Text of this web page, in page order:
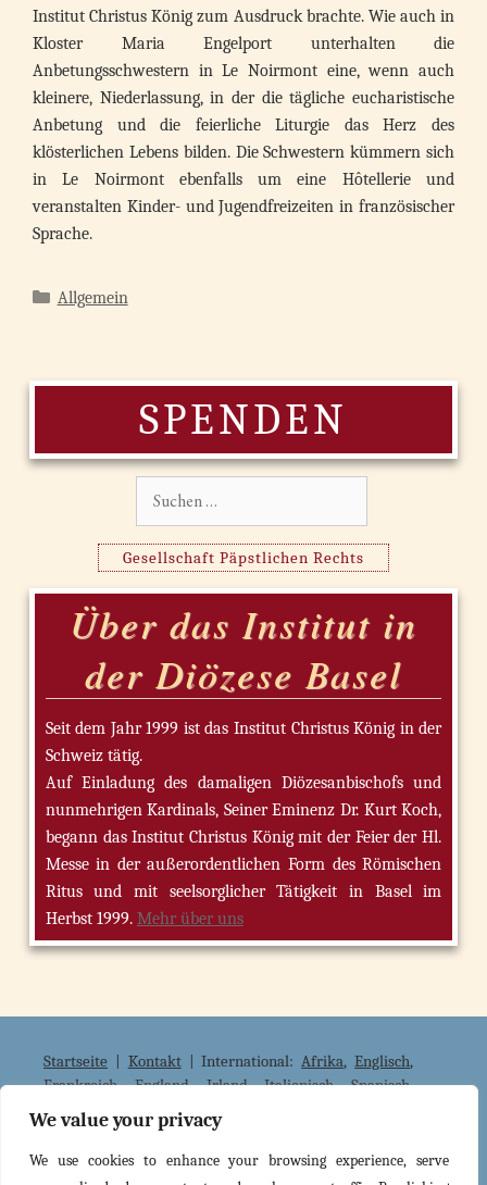
We value your privacy
We use cookies to enhance your browsing experience, serve
Institut Christus König zum Ausdruck brachte. Wie auch in
Kloster Maria Engelport unterhalten die
Anbetungsschwestern in Le Noirmont eine, wenn auch
kleinere, Niederlassung, in der die tägliche eucharistische
Anbetung und die feierliche Liturgie das Herz des
klösterlichen Lebens bilden. Die Schwestern kümmern sich
in Le Noirmont ebenfalls um eine Hôtellerie und
veranstalten Kinder- und Jugendfreizeiten in französischer
Sprache.
Kategorien
Allgemein
SPENDEN
Gesellschaft Päpstlichen Rechts
Über das Institut in
der Diözese Basel
Seit dem Jahr 1999 ist das Institut Christus König in der
Schweiz tätig.
Auf Einladung des damaligen Diözesanbischofs und
nunmehrigen Kardinals, Seiner Eminenz Dr. Kurt Koch,
begann das Institut Christus König mit der Feier der Hl.
Messe in der außerordentlichen Form des Römischen
Ritus und mit seelsorglicher Tätigkeit in Basel im
Herbst 1999. Mehr über uns
Startseite | Kontakt| International:Afrika,Englisch,
Frankreich,England,Irland,Italienisch,Spanisch,
Japanisch
Institutionellen Website :www.icrsp.org
Copyright © MMXVII Institut Christus König und
Hohepriester. Alle Rechte vorbehalten.